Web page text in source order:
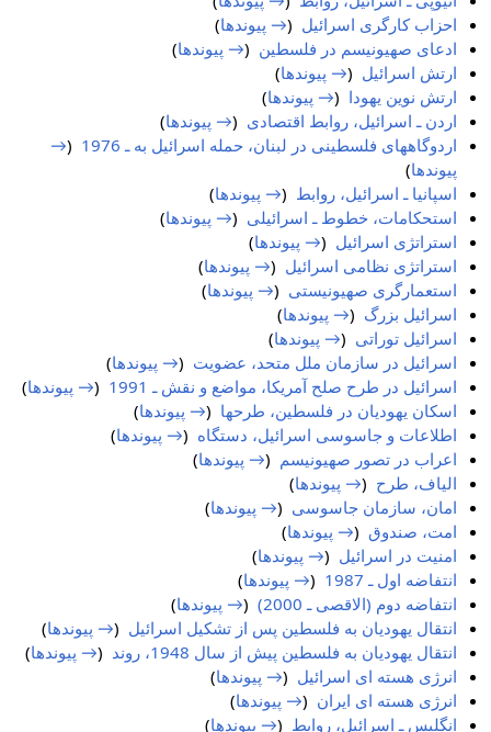
احزاب کارگری اسرائیل (→ پیوندها)
ادعای صهیونیسم در فلسطین (→ پیوندها)
ارتش اسرائیل (→ پیوندها)
ارتش نوین یهودا (→ پیوندها)
اردن ـ اسرائیل، روابط اقتصادی (→ پیوندها)
اردوگاههای فلسطینی در لبنان، حمله اسرائیل به ـ 1976
(
→
پیوندها)
اسپانیا ـ اسرائیل، روابط (→ پیوندها)
استحکامات، خطوط ـ اسرائیلی (→ پیوندها)
استراتژی اسرائیل (→ پیوندها)
استراتژی نظامی اسرائیل (→ پیوندها)
استعمارگری صهیونیستی (→ پیوندها)
اسرائیل بزرگ (→ پیوندها)
اسرائیل توراتی (→ پیوندها)
اسرائیل در سازمان ملل متحد، عضویت (→ پیوندها)
اسرائیل در طرح صلح آمریکا، مواضع و نقش ـ 1991
(→ پیوندها)
اسکان یهودیان در فلسطین، طرحها (→ پیوندها)
اطلاعات و جاسوسی اسرائیل، دستگاه (→ پیوندها)
اعراب در تصور صهیونیسم (→ پیوندها)
الیاف، طرح (→ پیوندها)
امان، سازمان جاسوسی (→ پیوندها)
امت، صندوق (→ پیوندها)
امنیت در اسرائیل (→ پیوندها)
انتفاضه اول ـ 1987
(→ پیوندها)
انتفاضه دوم (الاقصی ـ 2000)
(→ پیوندها)
انتقال یهودیان به فلسطین پس از تشکیل اسرائیل (→ پیوندها)
انتقال یهودیان به فلسطین پیش از سال 1948، روند
(→ پیوندها)
انرژی هسته ای اسرائیل (→ پیوندها)
انرژی هسته ای ایران (→ پیوندها)
انگلیس ـ اسرائیل، روابط (→ پیوندها)